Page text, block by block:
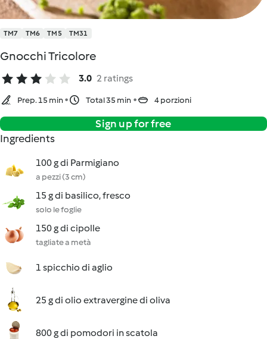
TM7 TM6 TM5 TM31
Gnocchi Tricolore
3.0 2 ratings
Prep. 15 min Total 35 min 4 porzioni
Sign up for free
Ingredients
100 g di Parmigiano
a pezzi (3 cm)
15 g di basilico, fresco
solo le foglie
150 g di cipolle
tagliate a metà
1 spicchio di aglio
25 g di olio extravergine di oliva
800 g di pomodori in scatola